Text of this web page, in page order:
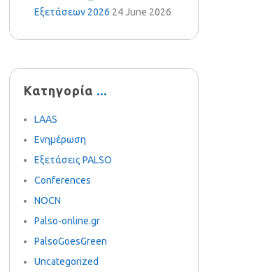
Εξετάσεων 2026 24 June 2026
Κατηγορία
LAAS
Ενημέρωση
Εξετάσεις PALSO
Conferences
NOCN
Palso-online.gr
PalsoGoesGreen
Uncategorized